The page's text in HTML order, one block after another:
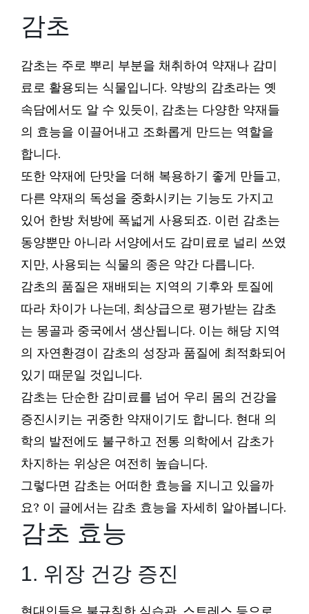
감초
감초는 주로 뿌리 부분을 채취하여 약재나 감미
료로 활용되는 식물입니다. 약방의 감초라는 옛
속담에서도 알 수 있듯이, 감초는 다양한 약재들
의 효능을 이끌어내고 조화롭게 만드는 역할을
합니다.
또한 약재에 단맛을 더해 복용하기 좋게 만들고,
다른 약재의 독성을 중화시키는 기능도 가지고
있어 한방 처방에 폭넓게 사용되죠. 이런 감초는
동양뿐만 아니라 서양에서도 감미료로 널리 쓰였
지만, 사용되는 식물의 종은 약간 다릅니다.
감초의 품질은 재배되는 지역의 기후와 토질에
따라 차이가 나는데, 최상급으로 평가받는 감초
는 몽골과 중국에서 생산됩니다. 이는 해당 지역
의 자연환경이 감초의 성장과 품질에 최적화되어
있기 때문일 것입니다.
감초는 단순한 감미료를 넘어 우리 몸의 건강을
증진시키는 귀중한 약재이기도 합니다. 현대 의
학의 발전에도 불구하고 전통 의학에서 감초가
차지하는 위상은 여전히 높습니다.
그렇다면 감초는 어떠한 효능을 지니고 있을까
요? 이 글에서는 감초 효능을 자세히 알아봅니다.
감초 효능
1. 위장 건강 증진